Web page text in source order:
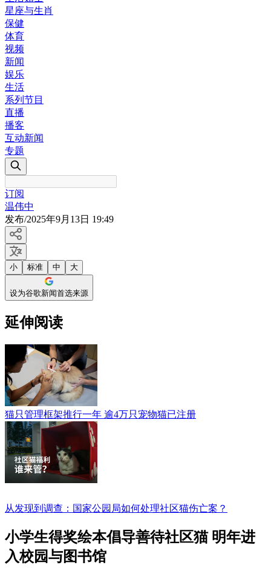
星座与生肖
保健
体育
视频
新闻
娱乐
生活
系列节目
直播
播客
互动新闻
专题
订阅
温伟中
发布/2025年9月13日 19:49
小 标准 中 大
设为谷歌新闻首选来源
延伸阅读
猫只管理框架推行一年 逾4万只宠物猫已注册
从发现到调查：国家公园局如何处理社区猫伤亡案？
小学生得奖绘本倡导善待社区猫 明年进
入校园与图书馆